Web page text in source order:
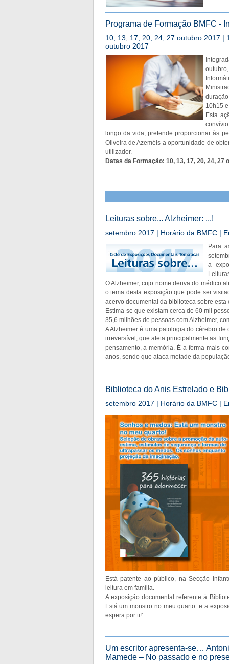
Programa de Formação BMFC -
10, 13, 17, 20, 24, 27 outubro 2017 |
outubro 2017
10h15
Esta
longo da vida, pretende proporcionar às
Oliveira de Azeméis a oportunidade de
utilizador.
Datas da Formação: 10, 13, 17, 20, 24, 27
Leituras sobre... Alzheimer: ...!
setembro 2017 | Horário da BMFC |
Para
a
O Alzheimer, cujo nome deriva do médico
o tema desta exposição que pode ser
acervo documental da biblioteca sobre esta
Estima-se que existam cerca de 60 mil
35,6 milhões de pessoas com Alzheimer,
A Alzheimer é uma patologia do cérebro
irreversível, que afeta principalmente as
pensamento, a memória. É a forma mais
anos, sendo que ataca metade da
Biblioteca do Anis Estrelado e
setembro 2017 | Horário da BMFC |
Está patente ao público, na Secção
leitura em família.
A exposição documental referente à
Está um monstro no meu quarto’ e a
espera por ti!’.
Um escritor apresenta-se…
Mamede – No passado e no